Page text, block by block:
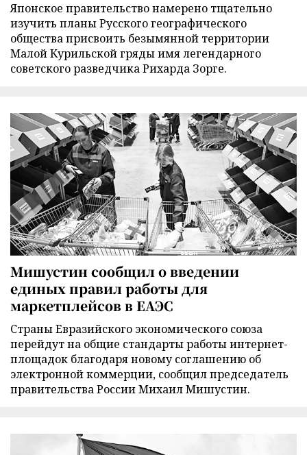
Японское правительство намерено тщательно
изучить планы Русского географического
общества присвоить безымянной территории
Малой Курильской гряды имя легендарного
советского разведчика Рихарда Зорге.
Мишустин сообщил о введении
единых правил работы для
маркетплейсов в ЕАЭС
Страны Евразийского экономического союза
перейдут на общие стандарты работы интернет-
площадок благодаря новому соглашению об
электронной коммерции, сообщил председатель
правительства России Михаил Мишустин.